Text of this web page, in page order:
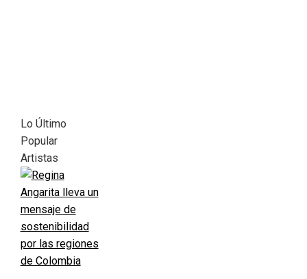
Lo Último
Popular
Artistas